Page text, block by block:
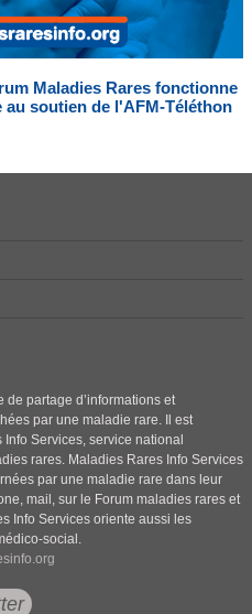
Maladies Rares fonctionne
au soutien de l'AFM-Téléthon
de partage d’informations et
par une maladie rare. Il est
Services, service national
rares. Maladies Rares Info Services
par une maladie rare dans leur
mail, sur le Forum maladies rares et
Info Services oriente aussi les
social.